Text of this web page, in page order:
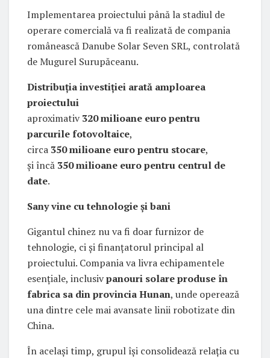
Implementarea proiectului până la stadiul de
operare comercială va fi realizată de compania
românească Danube Solar Seven SRL, controlată
de Mugurel Surupăceanu.
Distribuția investiției arată amploarea
proiectului
aproximativ320 milioane euro pentru
parcurile fotovoltaice,
circa 350 milioane euro pentru stocare,
și încă 350 milioane euro pentru centrul de
date.
Sany vine cu tehnologie și bani
Gigantul chinez nu va fi doar furnizor de
tehnologie, ci și finanțatorul principal al
proiectului. Compania va livra echipamentele
esențiale, inclusivpanouri solare produse în
fabrica sa din provincia Hunan, unde operează
una dintre cele mai avansate linii robotizate din
China.
În același timp, grupul își consolidează relația cu